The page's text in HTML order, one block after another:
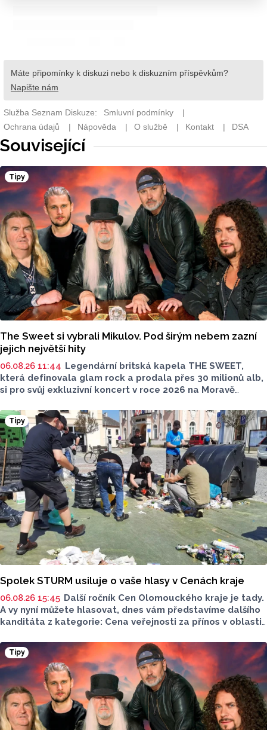
Související
Tipy
The Sweet si vybrali Mikulov. Pod širým nebem zazní
jejich největší hity
06.08.26 11:44 Legendární britská kapela THE SWEET,
která definovala glam rock a prodala přes 30 milionů alb,
si pro svůj exkluzivní koncert v roce 2026 na Moravě
v malebném Amfiteátru Mikulov.
Tipy
Spolek STURM usiluje o vaše hlasy v Cenách kraje
06.08.26 15:45 Další ročník Cen Olomouckého kraje je tady.
A vy nyní můžete hlasovat, dnes vám představíme dalšího
kanditáta z kategorie: Cena veřejnosti za přínos v oblasti
v kategorii: Významný počin v ochraně životního prostředí -
právnická osoba.
Tipy